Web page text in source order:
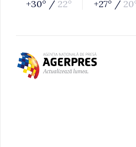
+30° / 22° +27° /